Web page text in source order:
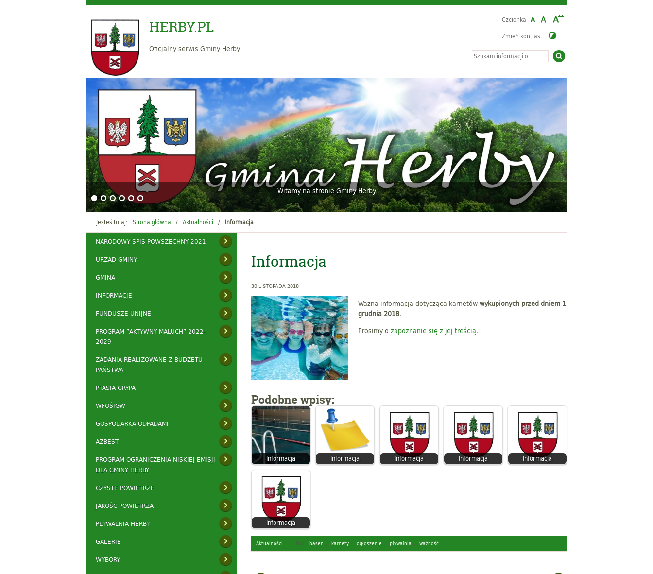
Czcionka
Zmień kontrast
HERBY.PL
Oficjalny serwis Gminy Herby
Witamy na stronie Gminy Herby
Jesteś tutaj: Strona główna Aktualności Informacja
NARODOWY SPIS POWSZECHNY 2021
URZĄD GMINY
GMINA
INFORMACJE
FUNDUSZE UNIJNE
PROGRAM ”AKTYWNY MALUCH” 2022-
2029
ZADANIA REALIZOWANE Z BUDŻETU
PAŃSTWA
PTASIA GRYPA
WFOŚIGW
GOSPODARKA ODPADAMI
AZBEST
PROGRAM OGRANICZENIA NISKIEJ EMISJI
DLA GMINY HERBY
CZYSTE POWIETRZE
JAKOŚĆ POWIETRZA
PŁYWALNIA HERBY
GALERIE
WYBORY
Informacja
30 LISTOPADA 2018
Ważna informacja dotycząca karnetówwykupionych przed dniem 1
grudnia 2018.
Prosimy o zapoznanie się z jej treścią.
Podobne wpisy:
Informacja Informacja Informacja Informacja Informacja
Informacja
Aktualności Tagi: basen , karnety , ogłoszenie , pływalnia , ważność